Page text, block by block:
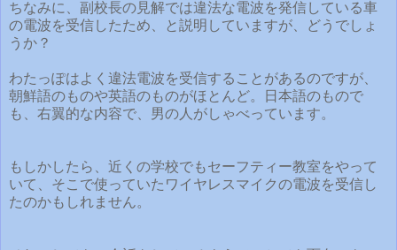
ちなみに、副校長の見解では違法な電波を発信している車
の電波を受信したため、と説明していますが、どうでしょ
うか？
わたっぽはよく違法電波を受信することがあるのですが、
朝鮮語のものや英語のものがほとんど。日本語のもので
も、右翼的な内容で、男の人がしゃべっています。
もしかしたら、近くの学校でもセーフティー教室をやって
いて、そこで使っていたワイヤレスマイクの電波を受信し
たのかもしれません。